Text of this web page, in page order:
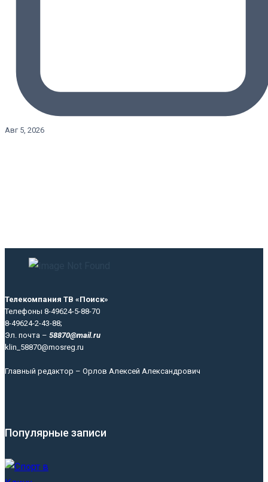
Авг 5, 2026
Телекомпания ТВ «Поиск»
Телефоны 8-49624-5-88-70
8-49624-2-43-88;
Эл. почта – 58870@mail.ru
klin_58870@mosreg.ru
Главный редактор – Орлов Алексей Александрович
Популярные записи